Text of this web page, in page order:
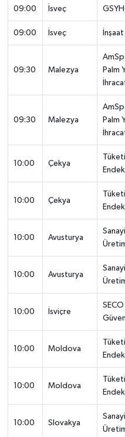
09:00 İsveç
09:00 İsveç
09:30 Malezya
Palm
09:30 Malezya
Palm
10:00 Çekya
10:00 Çekya
10:00 Avusturya
Sanayi
10:00 Avusturya
Sanayi
10:00 İsviçre
10:00 Moldova
10:00 Moldova
10:00 Slovakya
Sanayi